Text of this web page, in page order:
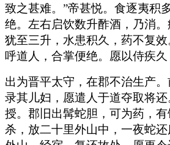
致之甚难。”帝甚悦。食逐夷积
绝。左右启饮数升酢酒，乃消
犹至三升，水患积久，药不复效
呼道人，合掌便绝。愿以侍疾久
出为晋平太守，在郡不治生产
录其儿妇，愿遣人于道夺取将
授。郡旧出髯蛇胆，可为药，
杀，放二十里外山中，一夜蛇